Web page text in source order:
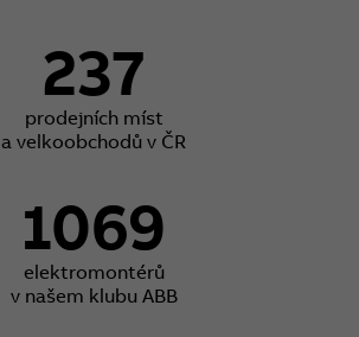
237
prodejních míst
a velkoobchodů v ČR
1069
elektromontérů
v našem klubu ABB